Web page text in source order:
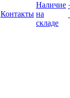
Контакты
Наличие
на
складе